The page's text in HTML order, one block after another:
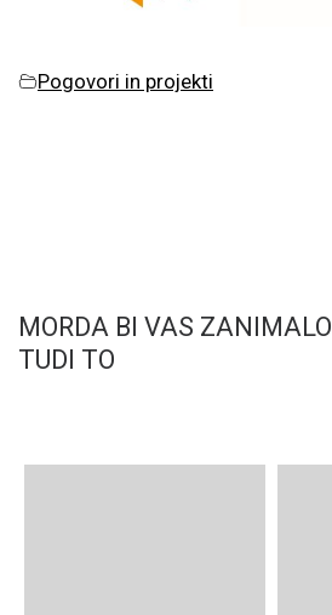
Pogovori in projekti
MORDA BI VAS ZANIMALO
TUDI TO